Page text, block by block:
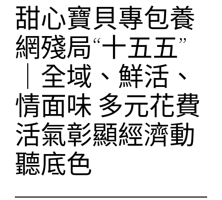
甜心寶貝專包養
網殘局“十五五”
｜全域、鮮活、
情面味 多元花費
活氣彰顯經濟動
聽底色